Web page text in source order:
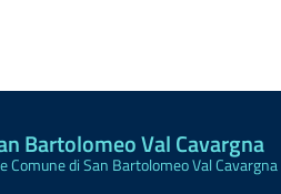
Bartolomeo Val Cavargna
Comune di San Bartolomeo Val Cavargna